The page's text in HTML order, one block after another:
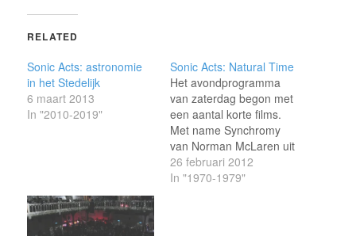
RELATED
Sonic Acts: astronomie
in het Stedelijk
6 maart 2013
In "2010-2019"
Sonic Acts: Natural Time
Het avondprogramma
van zaterdag begon met
een aantal korte films.
Met name Synchromy
van Norman McLaren uit
1971 en Rectangles and
Rectangles van René
26 februari 2012
In "1970-1979"